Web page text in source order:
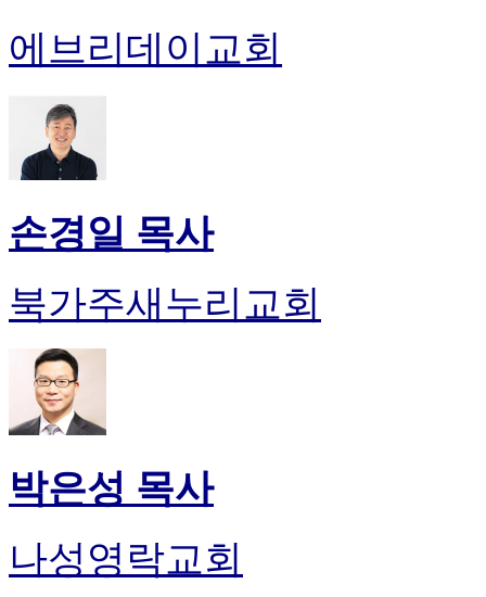
에브리데이교회
손경일 목사
북가주새누리교회
박은성 목사
나성영락교회